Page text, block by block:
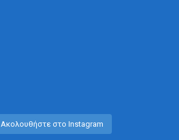
Ακολουθήστε στο Instagram